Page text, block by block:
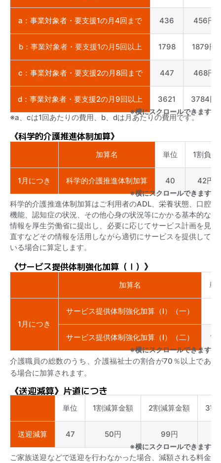
a：事業対象者・要支援1の月4回まで 436 456円
b：事業対象者・要支援1の月5回以上 1798 1879円
c：事業対象者・要支援2の月8回まで 447 468円
d：事業対象者・要支援2の月9回以上 3621 3784円
※横にスクロールできます
※a、cは1回あたりの費用、b、dは月あたりの費用です。
《科学的介護推進体制加算》
加算名 単位 1割負担
1月につき 科学的介護推進体制加算 40 42円
※横にスクロールできます
科学的介護推進体制加算はご利用者のADL、栄養状態、口腔
機能、認知症の状況、その他心身の状況等にかかる基本的な
情報を厚生労働省に提出し、必要に応じてサービス計画を見
直すなどその情報を活用しながら適切にサービスを提供して
いる場合に算定します。
《サービス提供体制強化加算（Ⅰ）》
加算名 単
1月につき
サービス提供体制強化加算（Ⅰ）（一）
サービス提供体制強化加算（Ⅰ）（二）
※横にスクロールできます
介護職員の総数のうち、介護福祉士の割合が70％以上であ
る場合に加算されます。
《送迎減算》片道につき
単位 1割減算金額 2割減算金額 3割
送迎減算 47 50円 99円
※横にスクロールできます
ご家族送迎などで送迎を行わなかった場合、減額される料金